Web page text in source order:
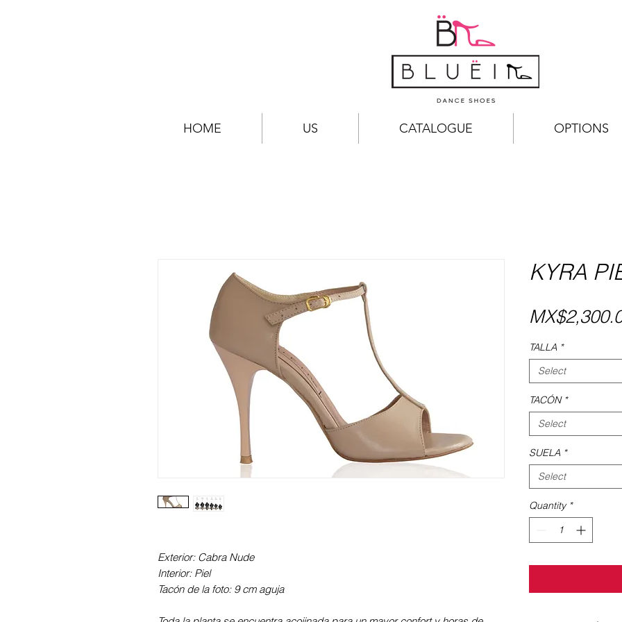
HOME US CATALOGUE OPTIONS
Exterior: Cabra Nude
Interior: Piel
Tacón de la foto: 9 cm aguja
KYRA
TALLA *
Select
TACÓN *
Select
SUELA *
Select
Quantity *